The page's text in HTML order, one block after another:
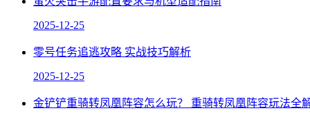
2025-12-25
零号任务追逃攻略 实战技巧解析
2025-12-25
金铲铲重骑转凤凰阵容怎么玩？ 重骑转凤凰阵容玩法全